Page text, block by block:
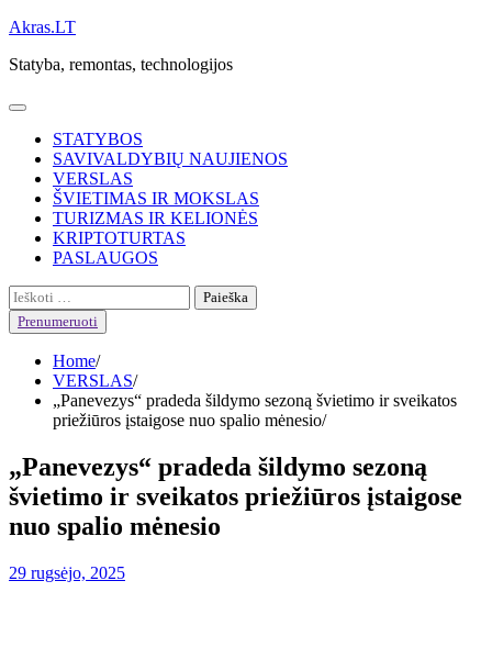
Skip
content
Akras.LT
Statyba, remontas, technologijos
STATYBOS
SAVIVALDYBIŲ NAUJIENOS
VERSLAS
ŠVIETIMAS IR MOKSLAS
TURIZMAS IR KELIONĖS
KRIPTOTURTAS
PASLAUGOS
Ieškoti:
Prenumeruoti
Home
VERSLAS
„Panevezys“ pradeda šildymo sezoną švietimo ir sveikatos
priežiūros įstaigose nuo spalio mėnesio
„Panevezys“ pradeda šildymo sezoną
švietimo ir sveikatos priežiūros įstaigose
nuo spalio mėnesio
29 rugsėjo, 2025